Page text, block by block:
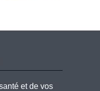
et de vos